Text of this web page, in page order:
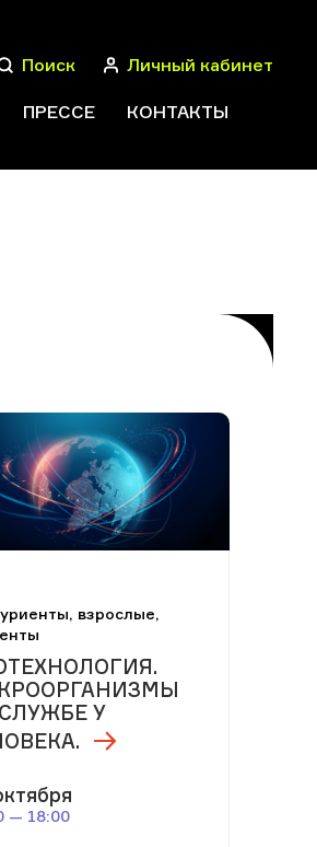
Поиск Личный кабинет
ПРЕССЕ КОНТАКТЫ
взрослые,
У
— 18:00